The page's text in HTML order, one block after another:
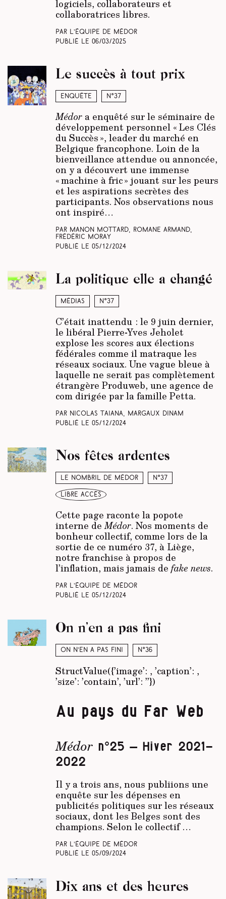
logiciels, collaborateurs et
collaboratrices libres.
Par L’équipe de Médor
Publié le 06/03/2025
Enquête N°37
Le succès à tout prix
Médora enquêté sur le séminaire de
développement personnel « Les Clés
du Succès », leader du marché en
Belgique francophone. Loin de la
bienveillance attendue ou annoncée,
on y a découvert une immense
« machine à fric » jouant sur les peurs
et les aspirations secrètes des
participants. Nos observations nous
ont inspiré…
Par Manon Mottard, Romane Armand,
Frédéric Moray
Publié le 05/12/2024
Médias N°37
La politique elle a changé
C’était inattendu : le 9 juin dernier,
le libéral Pierre-Yves Jeholet
explose les scores aux élections
fédérales comme il matraque les
réseaux sociaux. Une vague bleue à
laquelle ne serait pas complètement
étrangère Produweb, une agence de
com dirigée par la famille Petta.
Par Nicolas Taiana, Margaux Dinam
Publié le 05/12/2024
Le nombril de Médor N°37
libre accès
Nos fêtes ardentes
Cette page raconte la popote
interne deMédor. Nos moments de
bonheur collectif, comme lors de la
sortie de ce numéro 37, à Liège,
notre franchise à propos de
l’inflation, mais jamais defake news.
Par L’équipe de Médor
Publié le 05/12/2024
On n’en a pas fini N°36
On n’en a pas fini
StructValue({’image’: , ’caption’: ,
’size’: ’contain’, ’url’: ’’})
Au pays du Far Web
Médorn°25 – Hiver 2021-
2022
Il y a trois ans, nous publiions une
enquête sur les dépenses en
publicités politiques sur les réseaux
sociaux, dont les Belges sont des
champions. Selon le collectif …
Par L’équipe de Médor
Publié le 05/09/2024
Dix ans et des heures